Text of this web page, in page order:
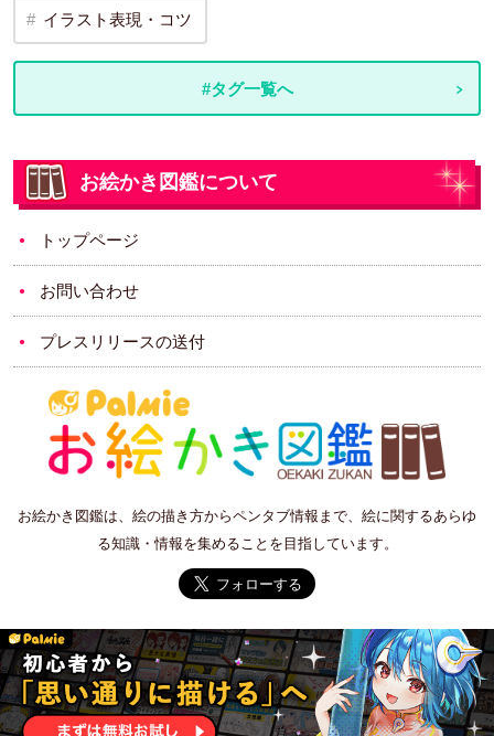
イラスト表現・コツ
#タグ一覧へ
お絵かき図鑑について
トップページ
お問い合わせ
プレスリリースの送付
お絵かき図鑑は、絵の描き方からペンタブ情報まで、絵に関するあらゆ
る知識・情報を集めることを目指しています。